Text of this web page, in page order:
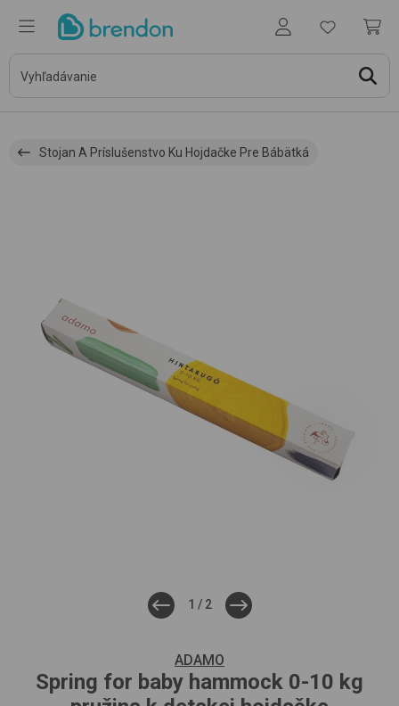
Stojan A Príslušenstvo Ku Hojdačke Pre Bábätká
1 / 2
ADAMO
Spring for baby hammock 0-10 kg